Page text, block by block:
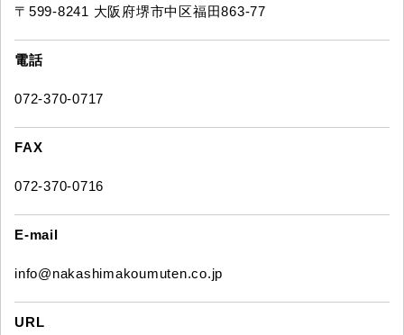
〒599-8241 大阪府堺市中区福田863-77
電話
072-370-0717
FAX
072-370-0716
E-mail
info@nakashimakoumuten.co.jp
URL